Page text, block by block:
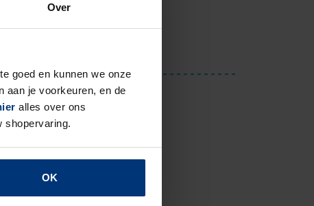
Over
goed en kunnen we onze
aan je voorkeuren, en de
alles over ons
shopervaring.
OK
Prix ​​incl. TVA
€ 22,19